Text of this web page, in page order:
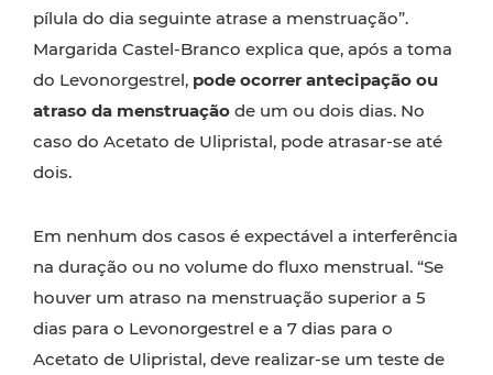
pílula do dia seguinte atrase a menstruação”.
Margarida Castel-Branco explica que, após a toma
do Levonorgestrel, pode ocorrer antecipação ou
atraso da menstruação de um ou dois dias. No
caso do Acetato de Ulipristal, pode atrasar-se até
dois.
Em nenhum dos casos é expectável a interferência
na duração ou no volume do fluxo menstrual. “Se
houver um atraso na menstruação superior a 5
dias para o Levonorgestrel e a 7 dias para o
Acetato de Ulipristal, deve realizar-se um teste de